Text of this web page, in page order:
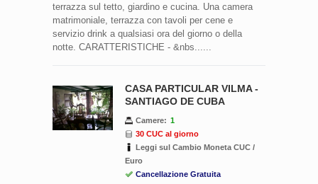
terrazza sul tetto, giardino e cucina. Una camera
matrimoniale, terrazza con tavoli per cene e
servizio drink a qualsiasi ora del giorno o della
notte. CARATTERISTICHE - &nbs......
CASA PARTICULAR VILMA -
SANTIAGO DE CUBA
Camere: 1
30 CUC al giorno
Leggi sul Cambio Moneta CUC /
Euro
Cancellazione Gratuita